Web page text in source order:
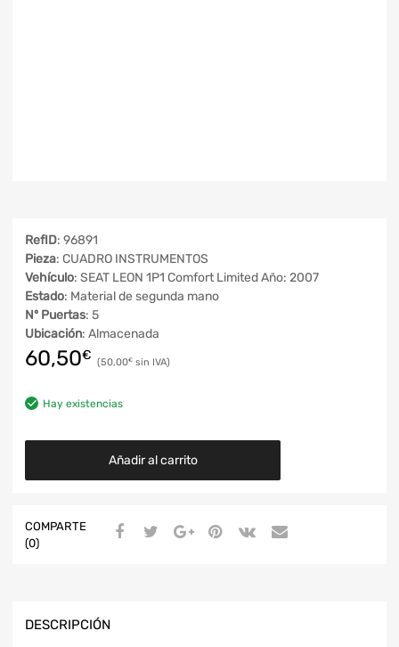
RefID: 96891
Pieza: CUADRO INSTRUMENTOS
Vehículo: SEAT LEON 1P1 Comfort Limited Año: 2007
Estado: Material de segunda mano
Nº Puertas: 5
Ubicación: Almacenada
60,50€ 50,00€
Hay existencias
Añadir al carrito
COMPARTE
(0)
DESCRIPCIÓN